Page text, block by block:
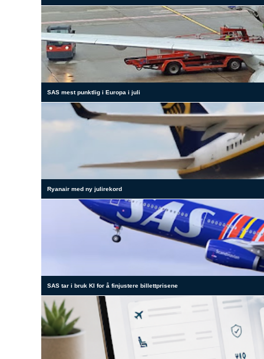
SAS mest punktlig i Europa i juli
Ryanair med ny julirekord
SAS tar i bruk KI for å finjustere billettprisene